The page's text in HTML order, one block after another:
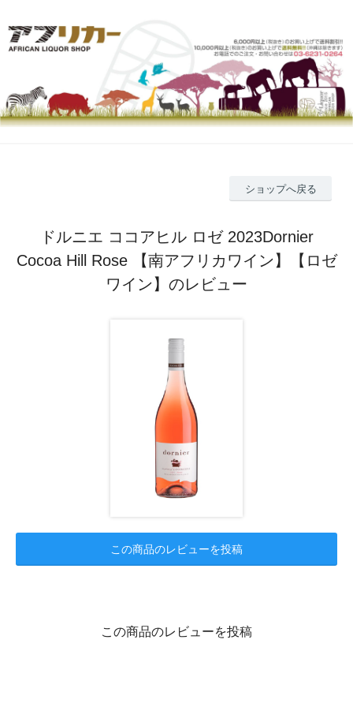
ショップへ戻る
ドルニエ ココアヒル ロゼ 2023Dornier
Cocoa Hill Rose 【南アフリカワイン】【ロゼ
ワイン】のレビュー
この商品のレビューを投稿
この商品のレビューを投稿